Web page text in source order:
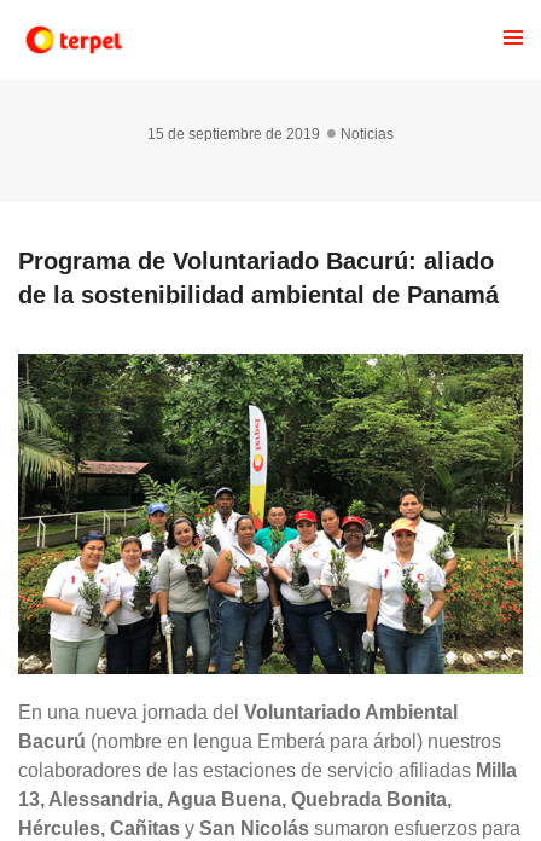
15 de septiembre de 2019 Noticias
Programa de Voluntariado Bacurú: aliado
de la sostenibilidad ambiental de Panamá
En una nueva jornada del Voluntariado Ambiental
Bacurú (nombre en lengua Emberá para árbol) nuestros
colaboradores de las estaciones de servicio afiliadas Milla
13, Alessandria, Agua Buena, Quebrada Bonita,
Hércules, Cañitas y San Nicolás sumaron esfuerzos para